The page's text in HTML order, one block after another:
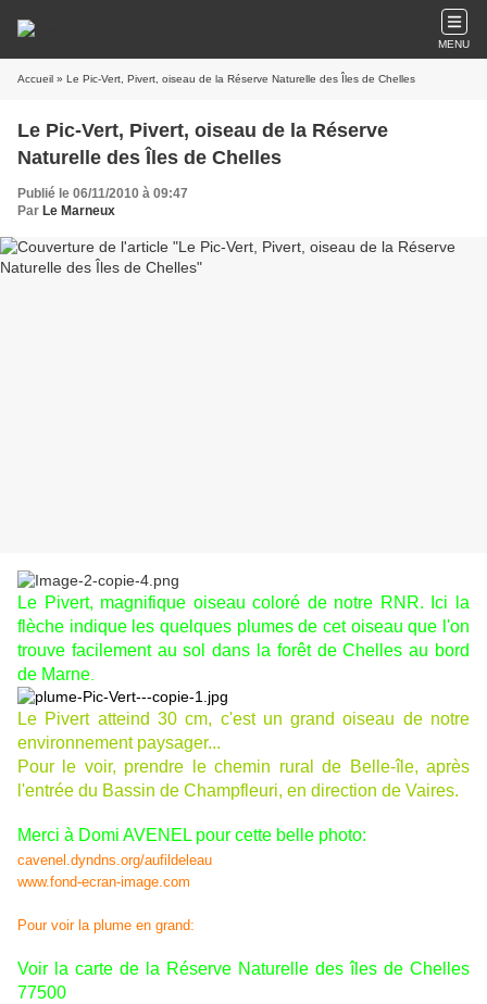
MENU
Accueil » Le Pic-Vert, Pivert, oiseau de la Réserve Naturelle des Îles de Chelles
Le Pic-Vert, Pivert, oiseau de la Réserve
Naturelle des Îles de Chelles
Publié le 06/11/2010 à 09:47
Par Le Marneux
Le Pivert, magnifique oiseau coloré de notre RNR. Ici la
flèche indique les quelques plumes de cet oiseau que l'on
trouve facilement au sol dans la forêt de Chelles au bord
de Marne
Le Pivert atteind 30 cm, c'est un grand oiseau de notre
environnement paysager...
Pour le voir, prendre le chemin rural de Belle-île, après
l'entrée du Bassin de Champfleuri, en direction de Vaires.
Merci à Domi AVENEL pour cette belle photo:
cavenel.dyndns.org/aufildeleau
www.fond-ecran-image.com
Pour voir la plume en grand:
Voir la carte de la Réserve Naturelle des îles de Chelles
77500